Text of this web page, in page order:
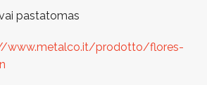
pastatomas
www.metalco.it/prodotto/flores-